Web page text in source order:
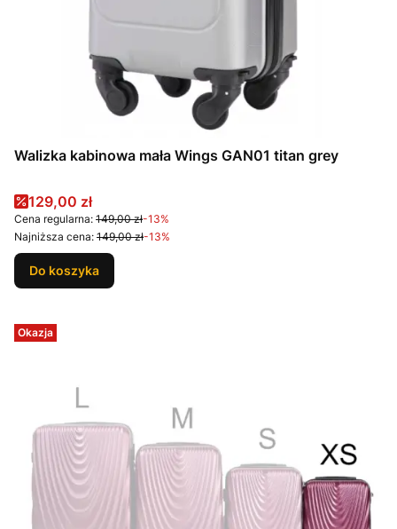
Walizka kabinowa mała Wings GAN01 titan grey
Cena promocyjna
129,00 zł
Cena regularna: 149,00 zł-13%
Najniższa cena: 149,00 zł-13%
Do koszyka
Okazja